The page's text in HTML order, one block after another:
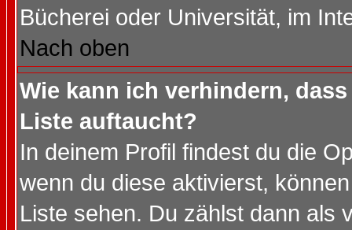
Bücherei oder Universität, im
Nach oben
Wie kann ich verhindern,
Liste auftaucht?
In deinem Profil findest du die
wenn du diese aktivierst,
Liste sehen. Du zählst dann als